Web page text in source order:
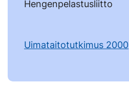
Hengenpelastusliitto
Uimataitotutkimus 2000